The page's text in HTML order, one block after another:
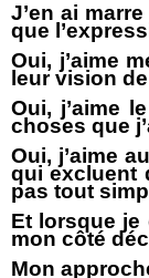
J’en ai
que
Oui, j’aime
leur vision
Oui, j’aime
choses que
Oui, j’aime
qui excluent
pas tout
Et lorsque je
mon côté
Mon